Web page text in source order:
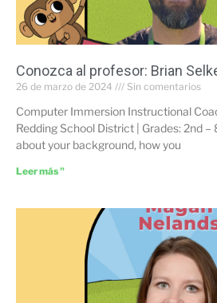
Conozca al profesor: Brian
26 de marzo de 2024 Sin comentarios
Computer Immersion Instructional
Redding School District | Grades: 2nd –
about your background, how you
Leer más "